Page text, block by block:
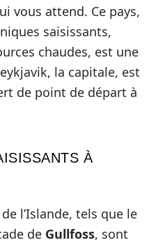
vous attend. Ce pays,
saisissants,
chaudes, est une
la capitale, est
de point de départ à
À
l’Islande, tels que le
de Gullfoss, sont